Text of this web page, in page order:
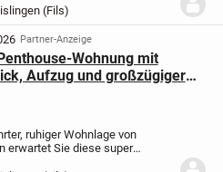
mit
Einheiten. Die Wohnung
m² Wohnfläche wird...
(Fils)
Partner-Anzeige
Wohnung mit
Aufzug und großzügiger
ruhiger Wohnlage von
erwartet Sie diese super